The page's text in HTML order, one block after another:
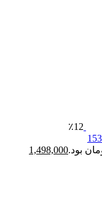
٪12
1,498,000